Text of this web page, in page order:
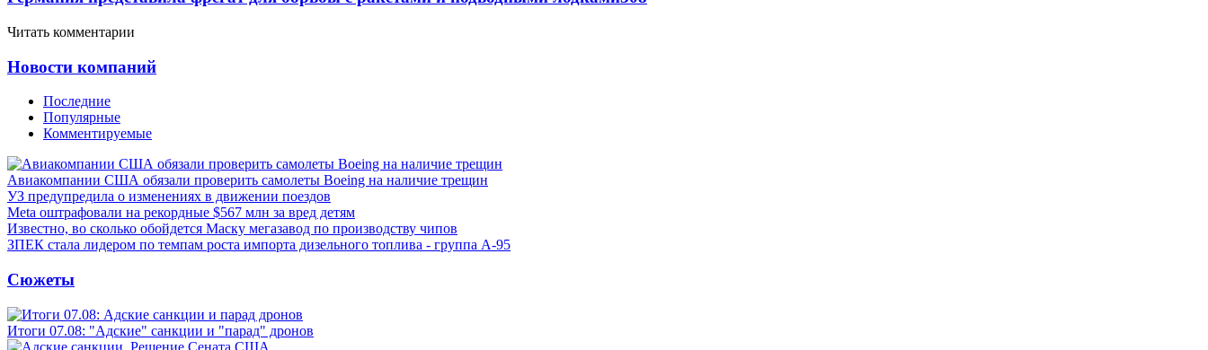
Читать комментарии
Новости компаний
Последние
Популярные
Комментируемые
Авиакомпании США обязали проверить самолеты Boeing на наличие трещин
УЗ предупредила о изменениях в движении поездов
Meta оштрафовали на рекордные $567 млн за вред детям
Известно, во сколько обойдется Маску мегазавод по производству чипов
ЗПЕК стала лидером по темпам роста импорта дизельного топлива - группа А-95
Сюжеты
Итоги 07.08: "Адские" санкции и "парад" дронов